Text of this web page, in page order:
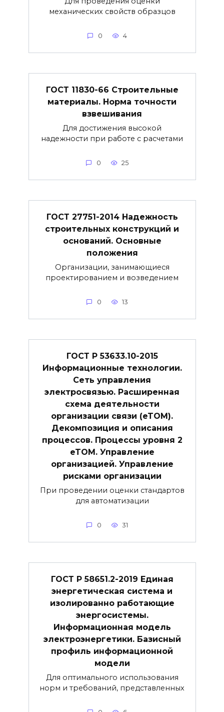
механических свойств образцов
0 4
ГОСТ 11830-66 Строительные
материалы. Норма точности
взвешивания
Для достижения высокой
надежности при работе с расчетами
0 25
ГОСТ 27751-2014 Надежность
строительных конструкций и
оснований. Основные
положения
Организации, занимающиеся
проектированием и возведением
0 13
ГОСТ Р 53633.10-2015
Информационные технологии.
Сеть управления
электросвязью. Расширенная
схема деятельности
организации связи (eTOM).
Декомпозиция и описания
процессов. Процессы уровня 2
eTOM. Управление
организацией. Управление
рисками организации
При проведении оценки стандартов
для автоматизации
0 31
ГОСТ Р 58651.2-2019 Единая
энергетическая система и
изолированно работающие
энергосистемы.
Информационная модель
электроэнергетики. Базисный
профиль информационной
модели
Для оптимального использования
норм и требований, представленных